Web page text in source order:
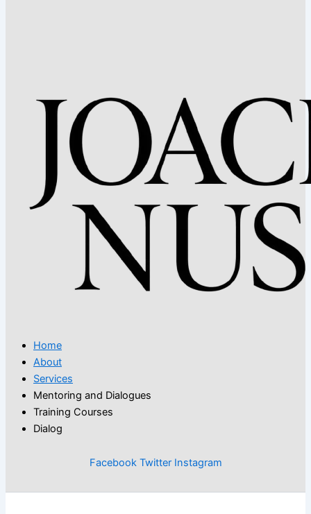
Home
About
Services
Mentoring and Dialogues
Training Courses
Dialog
Facebook Twitter Instagram